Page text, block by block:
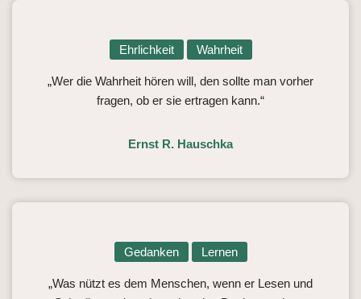
Ehrlichkeit Wahrheit
„Wer die Wahrheit hören will, den sollte man vorher
fragen, ob er sie ertragen kann.“
Ernst R. Hauschka
Gedanken Lernen
„Was nützt es dem Menschen, wenn er Lesen und